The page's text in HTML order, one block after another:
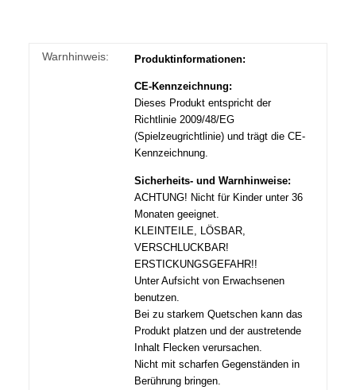
Warnhinweis: Produktinformationen:
CE-Kennzeichnung:
Dieses Produkt entspricht der
Richtlinie 2009/48/EG
(Spielzeugrichtlinie) und trägt die CE-
Kennzeichnung.
Sicherheits- und Warnhinweise:
ACHTUNG! Nicht für Kinder unter 36
Monaten geeignet.
KLEINTEILE, LÖSBAR,
VERSCHLUCKBAR!
ERSTICKUNGSGEFAHR!!
Unter Aufsicht von Erwachsenen
benutzen.
Bei zu starkem Quetschen kann das
Produkt platzen und der austretende
Inhalt Flecken verursachen.
Nicht mit scharfen Gegenständen in
Berührung bringen.